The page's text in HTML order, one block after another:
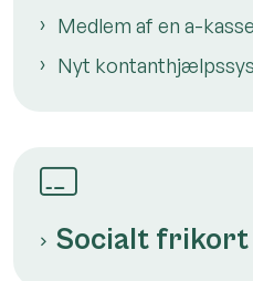
Medlem af en a-kasse
Nyt
Socialt frikort